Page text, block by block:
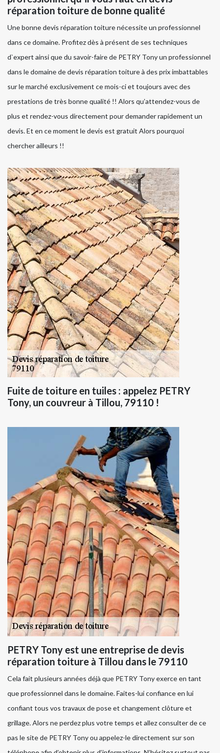
réparation toiture de bonne qualité
Une bonne devis réparation toiture nécessite un professionnel
dans ce domaine. Profitez dès à présent de ses techniques
d`expert ainsi que du savoir-faire de PETRY Tony un professionnel
dans le domaine de devis réparation toiture à des prix imbattables
sur le marché exclusivement ce mois-ci et toujours avec des
prestations de très bonne qualité !! Alors qu’attendez-vous de
plus et rendez-vous directement pour demander rapidement un
devis. Et en ce moment le devis est gratuit Alors pourquoi
chercher ailleurs !!
Fuite de toiture en tuiles : appelez PETRY
Tony, un couvreur à Tillou, 79110 !
PETRY Tony est une entreprise de devis
réparation toiture à Tillou dans le 79110
Cela fait plusieurs années déjà que PETRY Tony exerce en tant
que professionnel dans le domaine. Faites-lui confiance en lui
confiant tous vos travaux de pose et changement clôture et
grillage. Alors ne perdez plus votre temps et allez consulter de ce
pas le site de PETRY Tony ou appelez-le directement sur son